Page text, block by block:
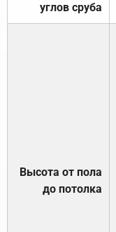
углов сруба
Высота от пола
до потолка